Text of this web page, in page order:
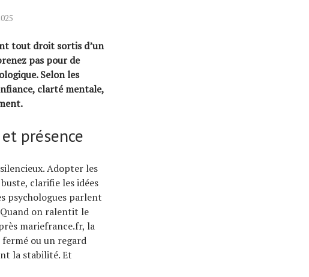
tout droit sortis d’un
pas pour de
Selon les
clarté mentale,
présence
Adopter les
clarifie les idées
psychologues parlent
on ralentit le
mariefrance.fr, la
ou un regard
la stabilité. Et